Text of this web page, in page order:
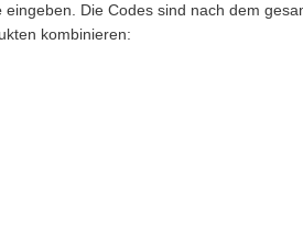
eingeben. Die Codes sind nach dem
kombinieren: